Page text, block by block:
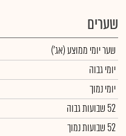
שערים
שער יומי ממוצע(אג')
יומי גבוה
יומי נמוך
52 שבועות גבוה
52 שבועות נמוך